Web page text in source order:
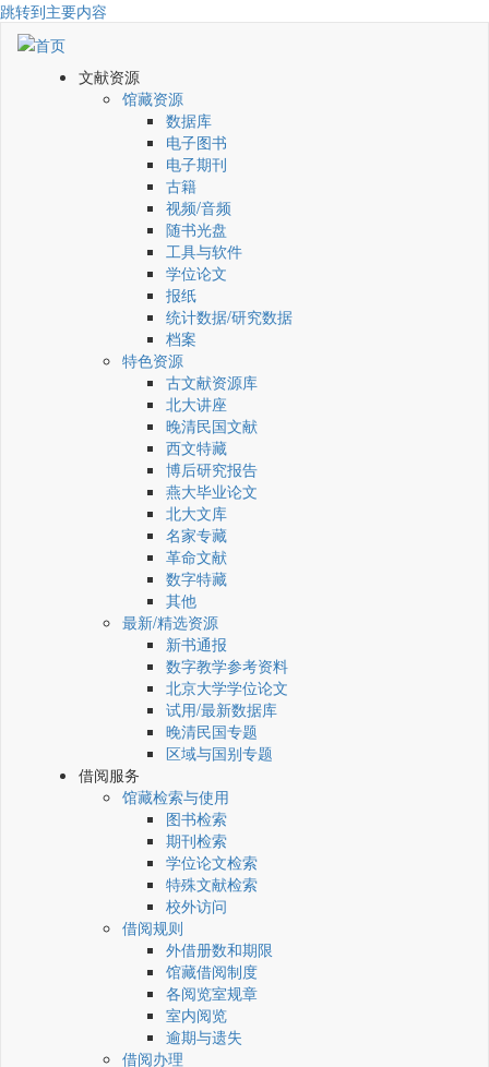
跳转到主要内容
文献资源
馆藏资源
数据库
电子图书
电子期刊
古籍
视频/音频
随书光盘
工具与软件
学位论文
报纸
统计数据/研究数据
档案
特色资源
古文献资源库
北大讲座
晚清民国文献
西文特藏
博后研究报告
燕大毕业论文
北大文库
名家专藏
革命文献
数字特藏
其他
最新/精选资源
新书通报
数字教学参考资料
北京大学学位论文
试用/最新数据库
晚清民国专题
区域与国别专题
借阅服务
馆藏检索与使用
图书检索
期刊检索
学位论文检索
特殊文献检索
校外访问
借阅规则
外借册数和期限
馆藏借阅制度
各阅览室规章
室内阅览
逾期与遗失
借阅办理